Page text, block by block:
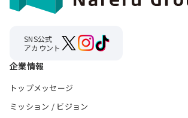
SNS公式
アカウント
企業情報
トップメッセージ
ミッション / ビジョン